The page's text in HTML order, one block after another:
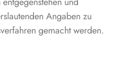
Angaben zu
gemacht werden.